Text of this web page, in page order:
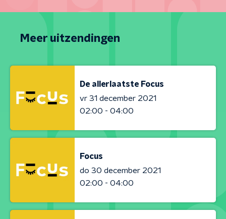
Meer uitzendingen
De allerlaatste Focus
vr 31 december 2021
02:00 - 04:00
Focus
do 30 december 2021
02:00 - 04:00